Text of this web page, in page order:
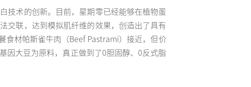
技术的创新。目前，星期零已经能够在植物蛋
交联，达到模拟肌纤维的效果，创造出了具有
材帕斯雀牛肉（Beef Pastrami）接近，但价
大豆为原料，真正做到了0胆固醇、0反式脂